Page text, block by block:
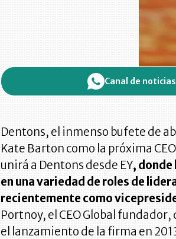
Canal de
Dentons, el inmenso bufete de
Kate Barton como la próxima
unirá a Dentons desde EY, donde
en una variedad de roles de
recientemente como
Portnoy, el CEO Global
el lanzamiento de la firma en